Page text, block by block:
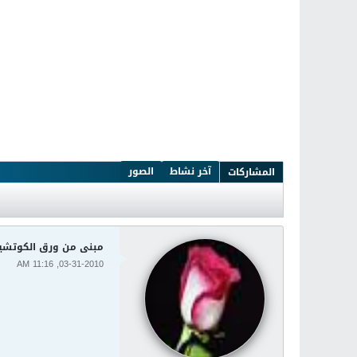
المشاركات آخر نشاط الصور
مبنى من ورق
03-31-2010, 11:16 AM